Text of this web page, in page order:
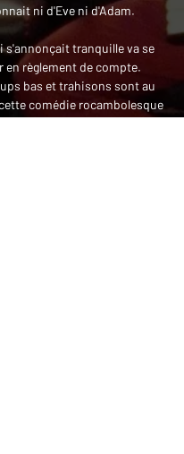
ni d'Eve ni d'Adam.
s'annonçait tranquille va se
en règlement de compte.
bas et trahisons sont au
comédie rocambolesque